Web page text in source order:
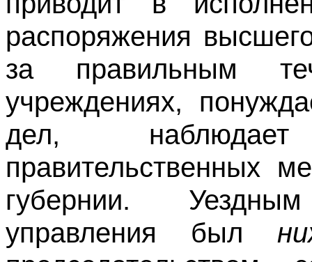
распоряжения
за правильным
учреждениях,
дел,
правительственных
губернии.
управления был